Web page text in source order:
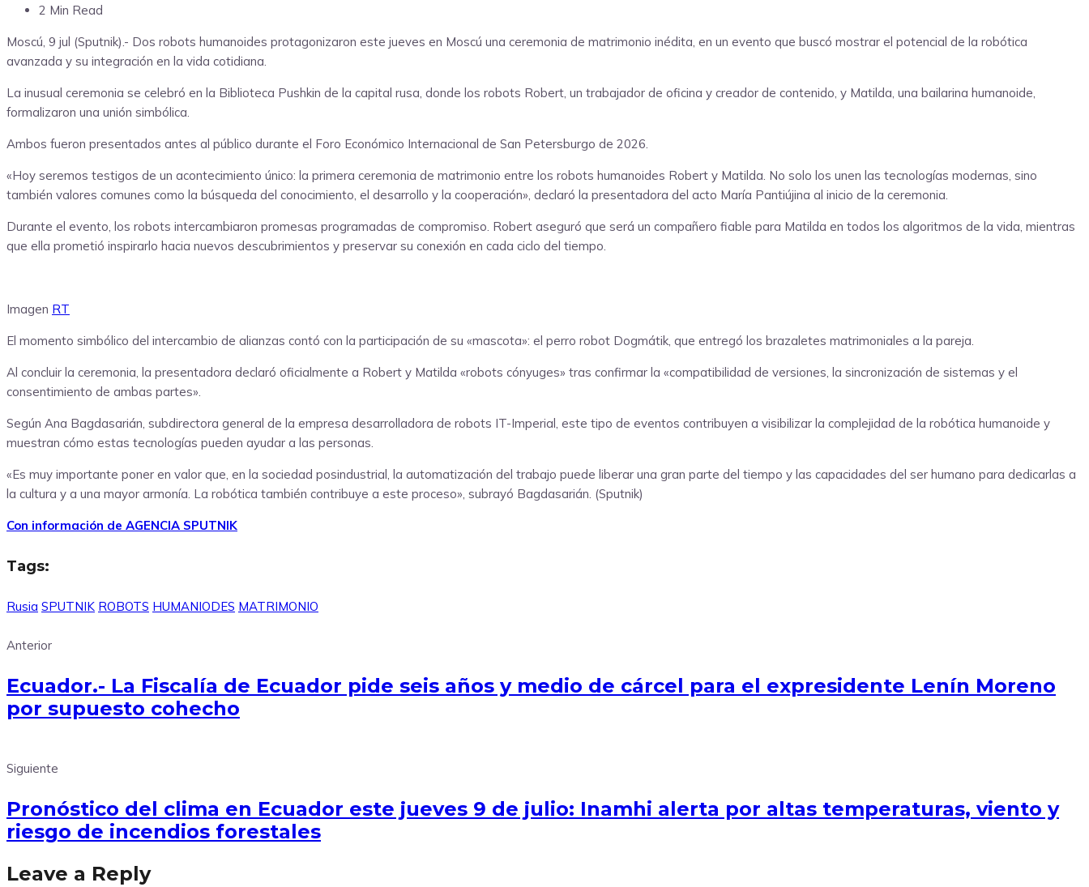
2 Min Read
Moscú, 9 jul (Sputnik).- Dos robots humanoides protagonizaron este jueves en Moscú una ceremonia de matrimonio inédita, en un evento que buscó mostrar el potencial de la robótica
avanzada y su integración en la vida cotidiana.
La inusual ceremonia se celebró en la Biblioteca Pushkin de la capital rusa, donde los robots Robert, un trabajador de oficina y creador de contenido, y Matilda, una bailarina humanoide,
formalizaron una unión simbólica.
Ambos fueron presentados antes al público durante el Foro Económico Internacional de San Petersburgo de 2026.
«Hoy seremos testigos de un acontecimiento único: la primera ceremonia de matrimonio entre los robots humanoides Robert y Matilda. No solo los unen las tecnologías modernas, sino
también valores comunes como la búsqueda del conocimiento, el desarrollo y la cooperación», declaró la presentadora del acto María Pantiújina al inicio de la ceremonia.
Durante el evento, los robots intercambiaron promesas programadas de compromiso. Robert aseguró que será un compañero fiable para Matilda en todos los algoritmos de la vida, mientras
que ella prometió inspirarlo hacia nuevos descubrimientos y preservar su conexión en cada ciclo del tiempo.
Imagen RT
El momento simbólico del intercambio de alianzas contó con la participación de su «mascota»: el perro robot Dogmátik, que entregó los brazaletes matrimoniales a la pareja.
Al concluir la ceremonia, la presentadora declaró oficialmente a Robert y Matilda «robots cónyuges» tras confirmar la «compatibilidad de versiones, la sincronización de sistemas y el
consentimiento de ambas partes».
Según Ana Bagdasarián, subdirectora general de la empresa desarrolladora de robots IT-Imperial, este tipo de eventos contribuyen a visibilizar la complejidad de la robótica humanoide y
muestran cómo estas tecnologías pueden ayudar a las personas.
«Es muy importante poner en valor que, en la sociedad posindustrial, la automatización del trabajo puede liberar una gran parte del tiempo y las capacidades del ser humano para dedicarlas a
la cultura y a una mayor armonía. La robótica también contribuye a este proceso», subrayó Bagdasarián. (Sputnik)
Con información de AGENCIA SPUTNIK
Tags:
Rusia SPUTNIK ROBOTS HUMANIODES MATRIMONIO
Anterior
Ecuador.- La Fiscalía de Ecuador pide seis años y medio de cárcel para el expresidente Lenín Moreno
por supuesto cohecho
Siguiente
Pronóstico del clima en Ecuador este jueves 9 de julio: Inamhi alerta por altas temperaturas, viento y
riesgo de incendios forestales
Leave a Reply